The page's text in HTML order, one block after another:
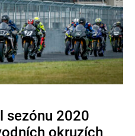
sezónu 2020
okruzích